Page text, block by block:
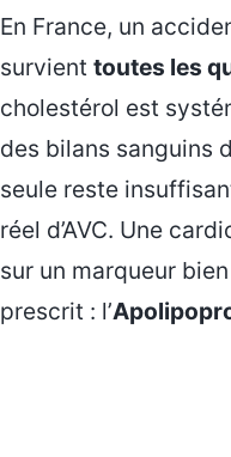
En France, un
survient toutes les
cholestérol est
des bilans sanguins
seule reste
réel d’AVC. Une
sur un marqueur
prescrit : l’